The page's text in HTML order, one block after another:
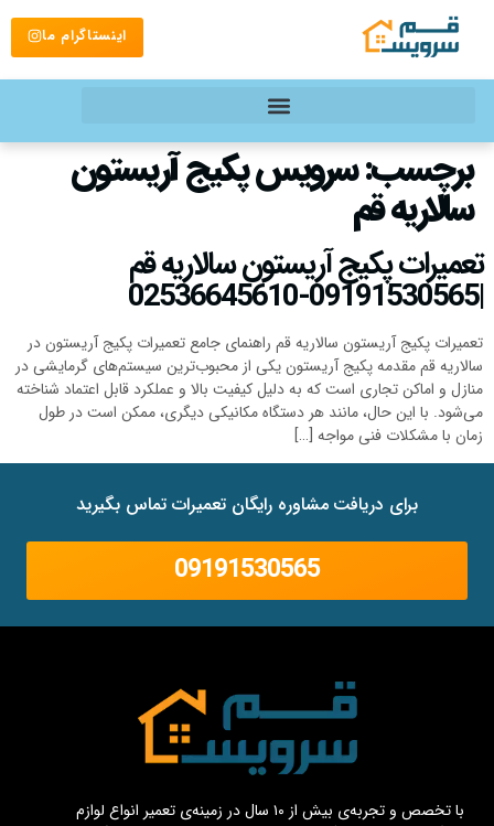
اینستاگرام ما
برچسب:سرویس پکیج آریستون
سالاریه قم
تعمیرات پکیج آریستون سالاریه قم
|09191530565-02536645610
تعمیرات پکیج آریستون سالاریه قم راهنمای جامع تعمیرات پکیج آریستون در
سالاریه قم مقدمه پکیج آریستون یکی از محبوب‌ترین سیستم‌های گرمایشی در
منازل و اماکن تجاری است که به دلیل کیفیت بالا و عملکرد قابل اعتماد شناخته
می‌شود. با این حال، مانند هر دستگاه مکانیکی دیگری، ممکن است در طول
زمان با مشکلات فنی مواجه […]
برای دریافت مشاوره رایگان تعمیرات تماس بگیرید
09191530565
با تخصص و تجربه‌ی بیش از ۱۰ سال در زمینه‌ی تعمیر انواع لوازم